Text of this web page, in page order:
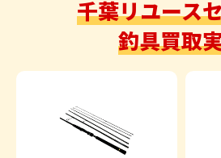
千葉リユース
釣具買取